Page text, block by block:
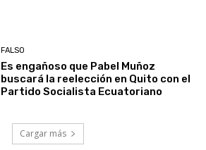
FALSO
Es engañoso que Pabel Muñoz
buscará la reelección en Quito con el
Partido Socialista Ecuatoriano
Cargar más